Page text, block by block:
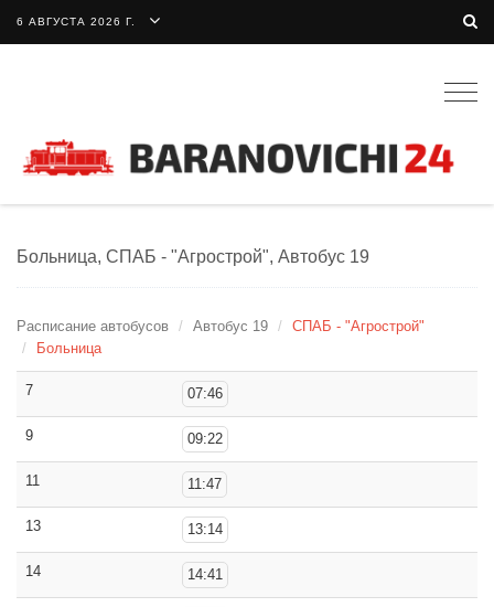
6 АВГУСТА 2026 Г.
Больница, СПАБ - "Агрострой", Автобус 19
Расписание автобусов Автобус 19
СПАБ - "Агрострой"
Больница
7 07:46
9 09:22
11 11:47
13 13:14
14 14:41